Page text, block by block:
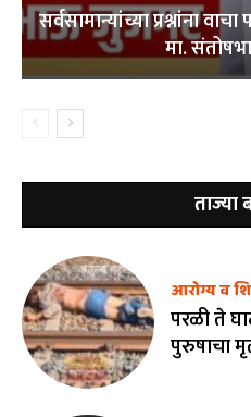
सर्वसामान्यांच्या प्रश्नांना
मा.
ताज्या
आरोग्य व
परळी ते
पुरुषाचा